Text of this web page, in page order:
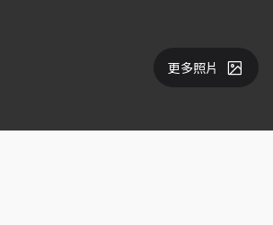
更多照片